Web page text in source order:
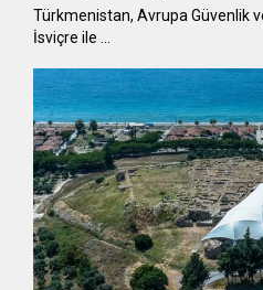
Türkmenistan, Avrupa Güvenlik
İsviçre ile …